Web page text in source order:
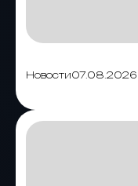
Новости07.08.2026